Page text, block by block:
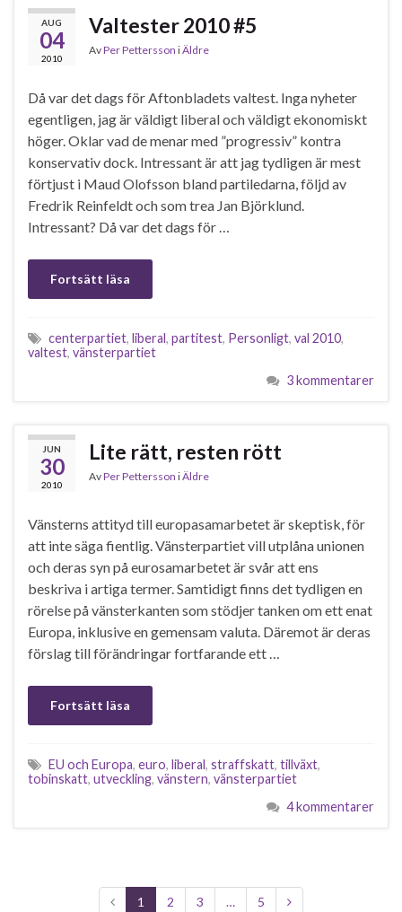
AUG
04
2010
Valtester 2010 #5
AvPer Pettersson iÄldre
Då var det dags för Aftonbladets valtest. Inga nyheter
egentligen, jag är väldigt liberal och väldigt ekonomiskt
höger. Oklar vad de menar med ”progressiv” kontra
konservativ dock. Intressant är att jag tydligen är mest
förtjust i Maud Olofsson bland partiledarna, följd av
Fredrik Reinfeldt och som trea Jan Björklund.
Intressant? Då var det dags för …
Fortsätt läsa
centerpartiet, liberal, partitest, Personligt, val 2010,
valtest, vänsterpartiet
3 kommentarer
JUN
30
2010
Lite rätt, resten rött
AvPer Pettersson iÄldre
Vänsterns attityd till europasamarbetet är skeptisk, för
att inte säga fientlig. Vänsterpartiet vill utplåna unionen
och deras syn på eurosamarbetet är svår att ens
beskriva i artiga termer. Samtidigt finns det tydligen en
rörelse på vänsterkanten som stödjer tanken om ett enat
Europa, inklusive en gemensam valuta. Däremot är deras
förslag till förändringar fortfarande ett …
Fortsätt läsa
EU och Europa, euro, liberal, straffskatt, tillväxt,
tobinskatt, utveckling, vänstern, vänsterpartiet
4 kommentarer
1 2 3 … 5